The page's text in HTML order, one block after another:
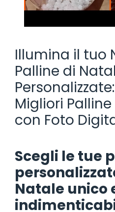
Illumina il tuo
Palline di
Migliori
con Foto
Scegli le tue
Natale unico